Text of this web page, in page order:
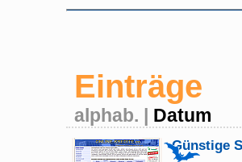
Einträge
alphab. | Datum
Günstige